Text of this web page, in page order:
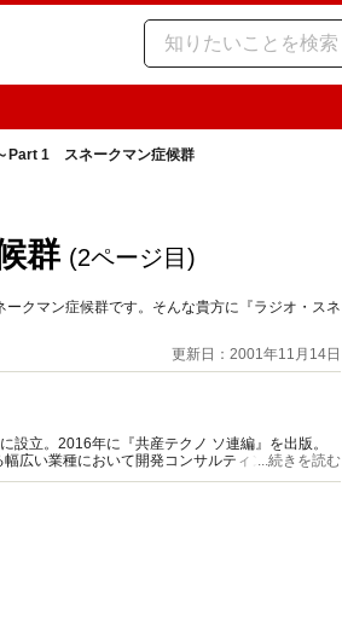
Part 1 スネークマン症候群
群 (2ページ目)
クマン症候群です。そんな貴方に『ラジオ・スネ
更新日：2001年11月14日
設立。2016年に『共産テクノ ソ連編』を出版。
広い業種において開発コンサルティングに従事。
...続きを読む